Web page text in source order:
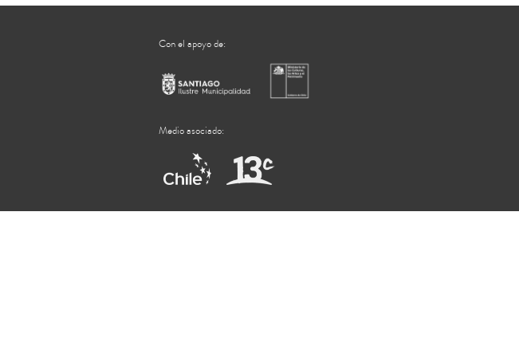
Con el apoyo de:
Medio asociado: